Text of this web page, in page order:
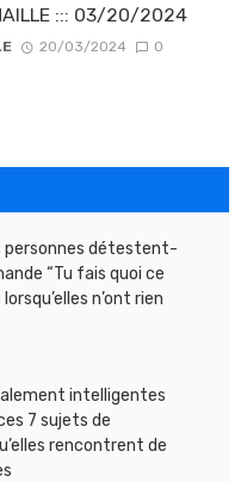
::: 03/20/2024
20/03/2024 0
personnes détestent-
“Tu fais quoi ce
n’ont rien
intelligentes
7 sujets de
rencontrent de